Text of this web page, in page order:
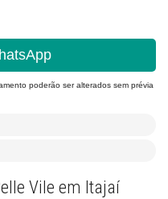
poderão ser alterados sem prévia
Vile em Itajaí